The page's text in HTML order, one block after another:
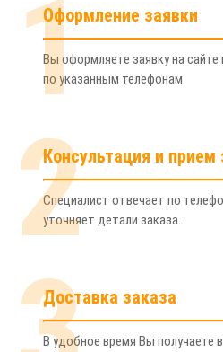
1
Оформление заявки
Вы оформляете заявку на сайте
по указанным телефонам.
2
Консультация и прием
Специалист отвечает по
уточняет детали заказа.
Доставка заказа
В удобное время Вы получаете